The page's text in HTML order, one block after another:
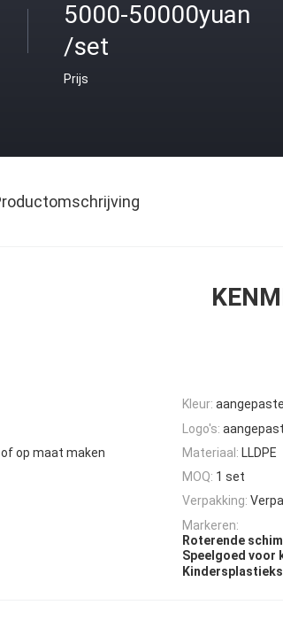
5000-50000yuan
/set
Prijs
Kleur:
Logo's:
op maat maken Materiaal: LLDPE
MOQ: 1 set
Verpakking:
Markeren:
Roterende
Speelgoed voor